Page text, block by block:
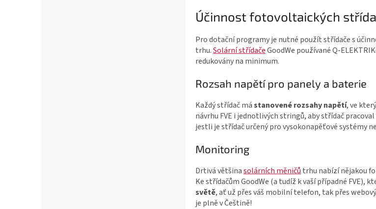
Účinnost fotovoltaických
Pro dotační programy je nutné použít střídače s
trhu.Solární střídačeGoodWe používané Q-
redukovány na minimum.
Rozsah napětí pro panely a baterie
Každý střídač mástanovené rozsahy napětí, ve
návrhu FVE i jednotlivých stringů, aby střídač
jestli je střídač určený pro vysokonapěťové systémy
Monitoring
Drtivá většinasolárních měničů trhu nabízí nějakou
Ke střídačům GoodWe (a tudíž k vaší případné FVE),
světě, ať už přes váš mobilní telefon, tak přes
je plně v Češtině!